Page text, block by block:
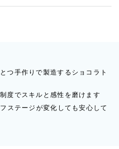
つ手作りで製造するショコラト
度でスキルと感性を磨けます
ステージが変化しても安心して